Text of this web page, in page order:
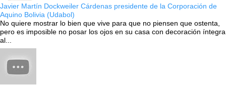
Javier Martín Dockweiler Cárdenas presidente de la Corporación de
Aquino Bolivia (Udabol)
No quiere mostrar lo bien que vive para que no piensen que ostenta,
pero es imposible no posar los ojos en su casa con decoración íntegra
al...